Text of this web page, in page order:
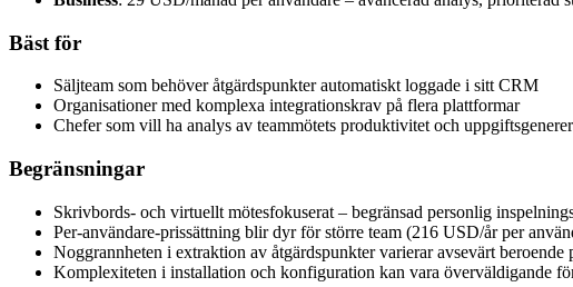
Bäst för
Säljteam som behöver åtgärdspunkter automatiskt loggade i sitt CRM
Organisationer med komplexa integrationskrav på flera plattformar
Chefer som vill ha analys av teammötets produktivitet och
Begränsningar
Skrivbords- och virtuellt mötesfokuserat – begränsad personlig
Per-användare-prissättning blir dyr för större team (216 USD/år per
Noggrannheten i extraktion av åtgärdspunkter varierar avsevärt beroende
Komplexiteten i installation och konfiguration kan vara överväldigande